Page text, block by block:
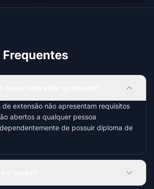
de extensão não apresentam requisitos
abertos a qualquer pessoa
de possuir diploma de